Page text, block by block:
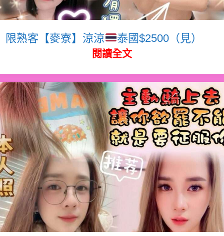
限熟客【麥寮】涼涼 泰國$2500（見）
閱讀全文